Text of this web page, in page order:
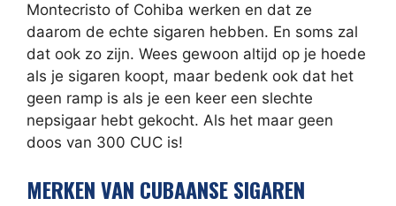
Montecristo of Cohiba werken en dat ze
daarom de echte sigaren hebben. En soms zal
dat ook zo zijn. Wees gewoon altijd op je hoede
als je sigaren koopt, maar bedenk ook dat het
geen ramp is als je een keer een slechte
nepsigaar hebt gekocht. Als het maar geen
doos van 300 CUC is!
MERKEN VAN CUBAANSE SIGAREN